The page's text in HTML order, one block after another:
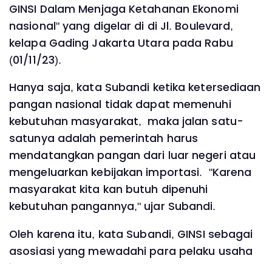
GINSI Dalam Menjaga Ketahanan Ekonomi
nasional" yang digelar di di Jl. Boulevard,
kelapa Gading Jakarta Utara pada Rabu
(01/11/23).
Hanya saja, kata Subandi ketika ketersediaan
pangan nasional tidak dapat memenuhi
kebutuhan masyarakat, maka jalan satu-
satunya adalah pemerintah harus
mendatangkan pangan dari luar negeri atau
mengeluarkan kebijakan importasi. "Karena
masyarakat kita kan butuh dipenuhi
kebutuhan pangannya," ujar Subandi.
Oleh karena itu, kata Subandi, GINSI sebagai
asosiasi yang mewadahi para pelaku usaha